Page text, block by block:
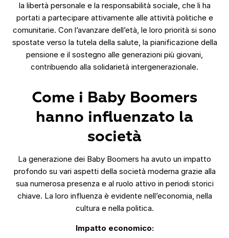
la libertà personale e la responsabilità sociale, che li ha
portati a partecipare attivamente alle attività politiche e
comunitarie. Con l’avanzare dell’età, le loro priorità si sono
spostate verso la tutela della salute, la pianificazione della
pensione e il sostegno alle generazioni più giovani,
contribuendo alla solidarietà intergenerazionale.
Come i Baby Boomers
hanno influenzato la
società
La generazione dei Baby Boomers ha avuto un impatto
profondo su vari aspetti della società moderna grazie alla
sua numerosa presenza e al ruolo attivo in periodi storici
chiave. La loro influenza è evidente nell’economia, nella
cultura e nella politica.
Impatto economico: